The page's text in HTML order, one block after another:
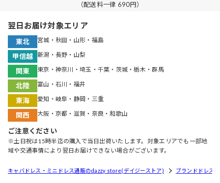
（配送料一律 690円）
翌日お届け対象エリア
東北 宮城・秋田・山形・福島
甲信越 新潟・長野・山梨
関東 東京・神奈川・埼玉・千葉・茨城・栃木・群馬
北陸 富山・石川・福井
東海 愛知・岐阜・静岡・三重
関西 大阪・京都・滋賀・奈良・和歌山
ご注意ください
※土日祝は15時半迄の購入で当日出荷いたします。対象エリアでも一部地
域や交通事情により翌日お届けできない場合がございます。
キャバドレス・ミニドレス通販のdazzy store(デイジーストア) ブランドドレス